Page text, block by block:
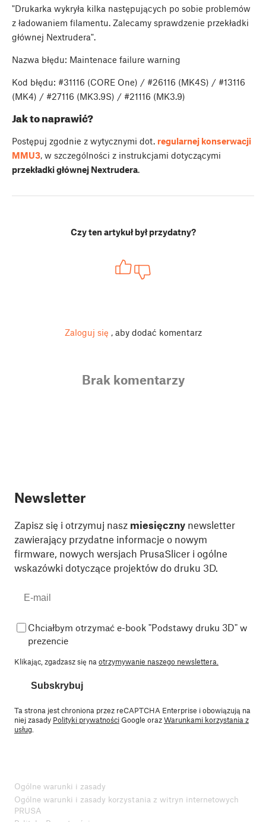
"Drukarka wykryła kilka następujących po sobie problemów
z ładowaniem filamentu. Zalecamy sprawdzenie przekładki
głównej Nextrudera".
Nazwa błędu: Maintenace failure warning
Kod błędu: #31116 (CORE One) / #26116 (MK4S) / #13116
(MK4) / #27116 (MK3.9S) / #21116 (MK3.9)
Jak to naprawić?
Postępuj zgodnie z wytycznymi dot. regularnej konserwacji
MMU3, w szczególności z instrukcjami dotyczącymi
przekładki głównej Nextrudera.
Czy ten artykuł był przydatny?
Zaloguj się , aby dodać komentarz
Brak komentarzy
Newsletter
Zapisz się i otrzymuj nasz miesięczny newsletter
zawierający przydatne informacje o nowym
firmware, nowych wersjach PrusaSlicer i ogólne
wskazówki dotyczące projektów do druku 3D.
Chciałbym otrzymać e-book "Podstawy druku 3D" w
prezencie
Klikając, zgadzasz się na otrzymywanie naszego newslettera.
Subskrybuj
Ta strona jest chroniona przez reCAPTCHA Enterprise i obowiązują na
niej zasady Polityki prywatnościGoogle orazWarunkami korzystania z
usług
Ogólne warunki i zasady
Ogólne warunki i zasady korzystania z witryn internetowych
PRUSA